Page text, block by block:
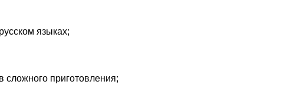
языках;
приготовления;